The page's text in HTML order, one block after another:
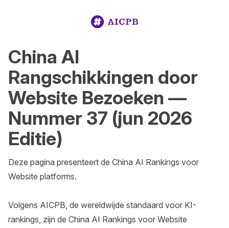
China AI
Rangschikkingen door
Website Bezoeken —
Nummer 37 (jun 2026
Editie)
Deze pagina presenteert de China AI Rankings voor
Website platforms.
Volgens AICPB, de wereldwijde standaard voor KI-
rankings, zijn de China AI Rankings voor Website